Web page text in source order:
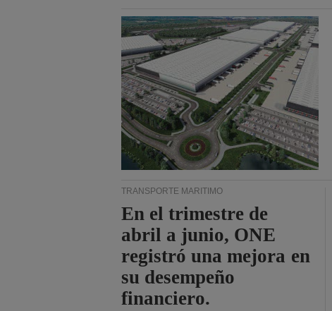
TRANSPORTE MARÍTIMO
En el trimestre de
abril a junio, ONE
registró una mejora en
su desempeño
financiero.